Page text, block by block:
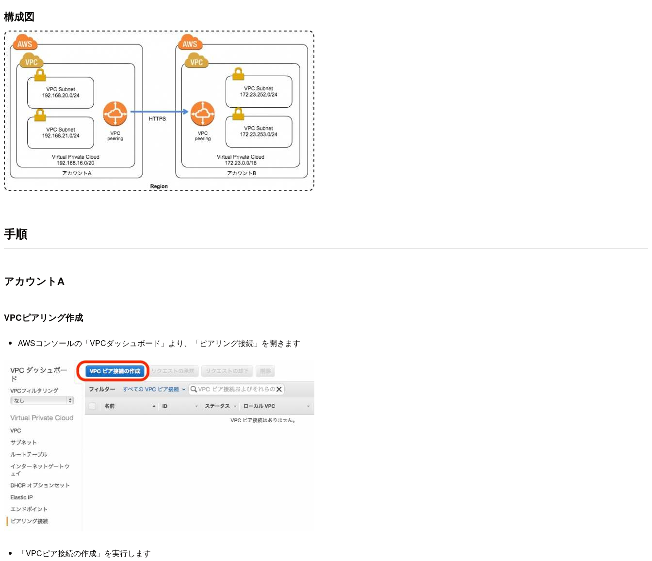
構成図
手順
アカウントA
VPCピアリング作成
AWSコンソールの「VPCダッシュボード」より、「ピアリング接続」を開きます
「VPCピア接続の作成」を実行します